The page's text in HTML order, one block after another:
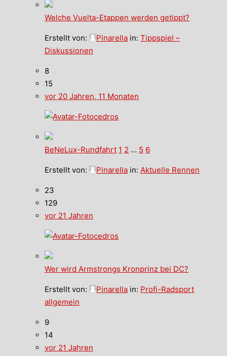
Welche Vuelta-Etappen werden getippt?
Erstellt von: Pinarella in: Tippspiel –
Diskussionen
8
15
vor 20 Jahren, 11 Monaten
cedros
BeNeLux-Rundfahrt 1 2 … 5 6
Erstellt von: Pinarella in: Aktuelle Rennen
23
129
vor 21 Jahren
cedros
Wer wird Armstrongs Kronprinz bei DC?
Erstellt von: Pinarella in: Profi-Radsport
allgemein
9
14
vor 21 Jahren